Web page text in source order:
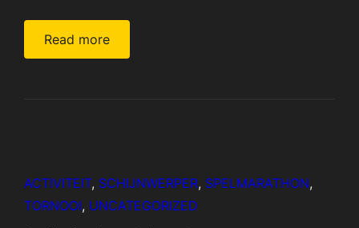
Read more
ACTIVITEIT, SCHIJNWERPER, SPELMARATHON
TORNOOI, UNCATEGORIZED